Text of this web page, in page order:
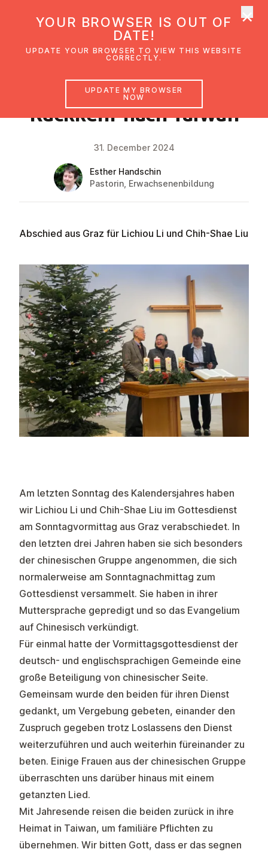
Rückkehr nach Taiwan
NEWS
31. December 2024
Esther Handschin
Pastorin, Erwachsenenbildung
Abschied aus Graz für Lichiou Li und Chih-Shae Liu
Am letzten Sonntag des Kalendersjahres haben
wir Lichiou Li und Chih-Shae Liu im Gottesdienst
am Sonntagvormittag aus Graz verabschiedet. In
den letzten drei Jahren haben sie sich besonders
der chinesischen Gruppe angenommen, die sich
normalerweise am Sonntagnachmittag zum
Gottesdienst versammelt. Sie haben in ihrer
Muttersprache gepredigt und so das Evangelium
auf Chinesisch verkündigt.
Für einmal hatte der Vormittagsgottesdienst der
deutsch- und englischsprachigen Gemeinde eine
große Beteiligung von chinesischer Seite.
Gemeinsam wurde den beiden für ihren Dienst
gedankt, um Vergebung gebeten, einander den
Zuspruch gegeben trotz Loslassens den Dienst
weiterzuführen und auch weiterhin füreinander zu
beten. Einige Frauen aus der chinesischen Gruppe
überraschten uns darüber hinaus mit einem
getanzten Lied.
Mit Jahresende reisen die beiden zurück in ihre
Heimat in Taiwan, um familiäre Pflichten zu
übernehmen. Wir bitten Gott, dass er das segnen
YOUR BROWSER IS OUT OF
DATE!
UPDATE YOUR BROWSER TO VIEW THIS WEBSITE
CORRECTLY.
UPDATE MY BROWSER
NOW
×